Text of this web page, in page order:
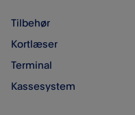
Tilbehør
Kortlæser
Terminal
Kassesystem